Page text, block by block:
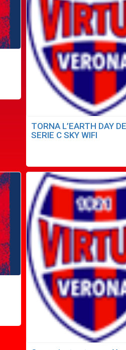
TORNA L’EARTH DAY
SERIE C SKY WIFI